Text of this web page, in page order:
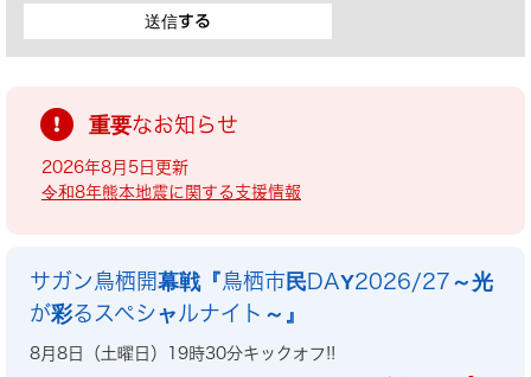
重要なお知らせ
2026年8月5日更新
令和8年熊本地震に関する支援情報
サガン鳥栖開幕戦『鳥栖市民DAY2026/27～光
が彩るスペシャルナイト～』
8月8日（土曜日）19時30分キックオフ!!